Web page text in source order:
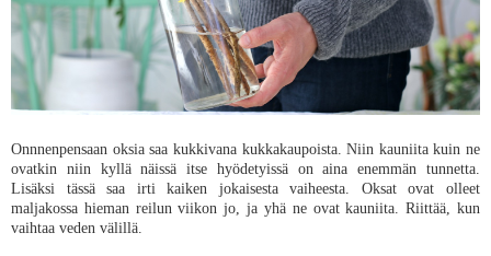
Onnnenpensaan oksia saa kukkivana kukkakaupoista. Niin kauniita kuin ne
ovatkin niin kyllä näissä itse hyödetyissä on aina enemmän tunnetta.
Lisäksi tässä saa irti kaiken jokaisesta vaiheesta. Oksat ovat olleet
maljakossa hieman reilun viikon jo, ja yhä ne ovat kauniita. Riittää, kun
vaihtaa veden välillä.